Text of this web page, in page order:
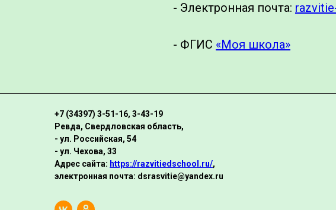
- Электронная почта:
- ФГИС «Моя школа»
+7 (34397) 3-51-16, 3-43-19
Ревда, Свердловская область,
- ул. Российская, 54
- ул. Чехова, 33
Адрес сайта: https://razvitiedschool.ru/,
электронная почта: dsrasvitie@yandex.ru